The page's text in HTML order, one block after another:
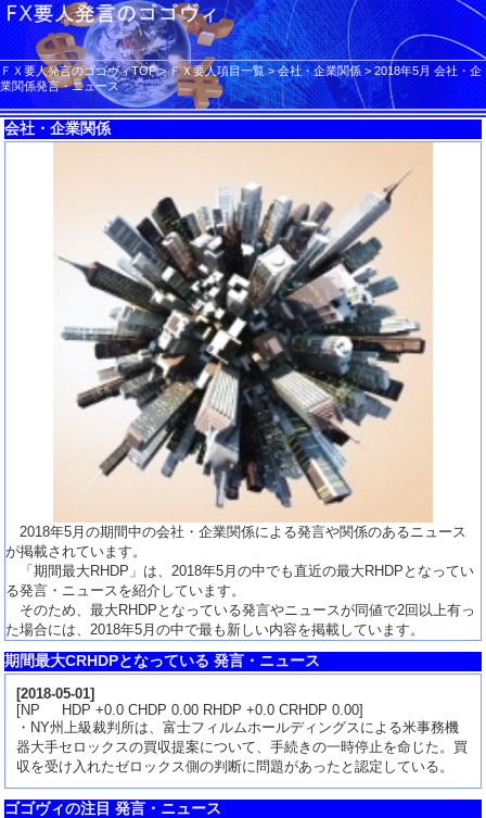
ＦＸ要人発言のゴゴヴィTOP>ＦＸ要人項目一覧>会社・企業関係>2018年5月 会社・企
業関係発言・ニュース
会社・企業関係
2018年5月の期間中の会社・企業関係による発言や関係のあるニュース
が掲載されています。
「期間最大RHDP」は、2018年5月の中でも直近の最大RHDPとなってい
る発言・ニュースを紹介しています。
そのため、最大RHDPとなっている発言やニュースが同値で2回以上有っ
た場合には、2018年5月の中で最も新しい内容を掲載しています。
期間最大CRHDPとなっている 発言・ニュース
[2018-05-01]
[NP HDP +0.0 CHDP 0.00 RHDP +0.0 CRHDP 0.00]
・NY州上級裁判所は、富士フィルムホールディングスによる米事務機
器大手セロックスの買収提案について、手続きの一時停止を命じた。買
収を受け入れたゼロックス側の判断に問題があったと認定している。
ゴゴヴィの注目 発言・ニュース